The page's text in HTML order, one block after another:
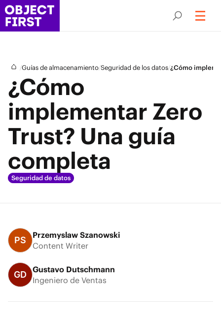
/Guías de almacenamiento/Seguridad de los datos/¿Cómo
¿Cómo
implementar Zero
Trust? Una guía
completa
Seguridad de datos
PS
Przemyslaw Szanowski
Content Writer
GD
Gustavo Dutschmann
Ingeniero de Ventas